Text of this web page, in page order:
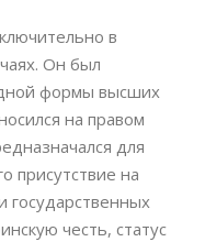
в
Он был
формы высших
на правом
для
присутствие на
государственных
честь, статус